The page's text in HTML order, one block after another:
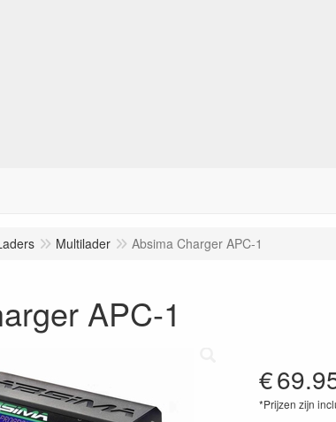
Multilader Absima Charger APC-1
APC-1
€
*Prijzen zijn